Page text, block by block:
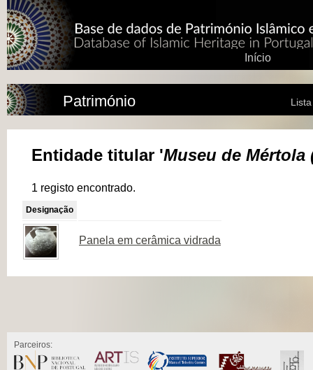
Início
Património
Entidade titular 'Museu de Mértola
1 registo encontrado.
Designação
Panela em cerâmica vidrada
Parceiros: